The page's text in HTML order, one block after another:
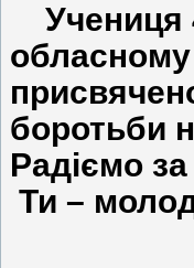
Учениця
обласному
боротьби
Радіємо
Ти –